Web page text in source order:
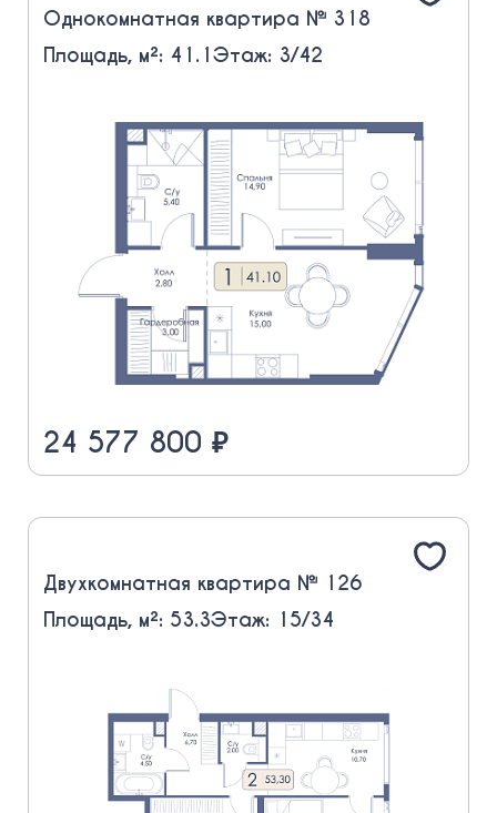
Однокомнатная квартира № 318
Площадь, м²: 41.1Этаж: 3/42
24 577 800 ₽
Двухкомнатная квартира № 126
Площадь, м²: 53.3Этаж: 15/34